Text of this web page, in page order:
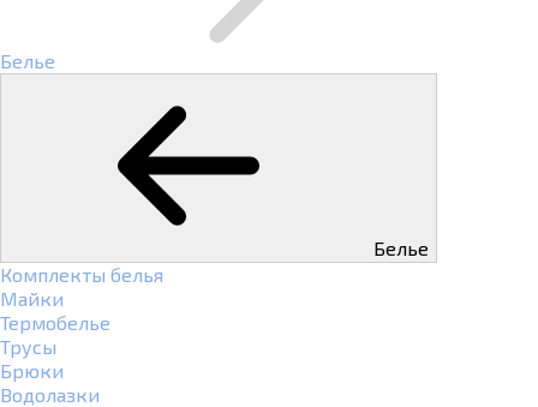
Белье
Белье
Комплекты белья
Майки
Термобелье
Трусы
Брюки
Водолазки